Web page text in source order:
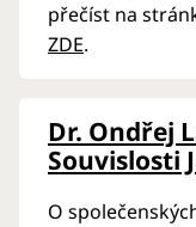
přečíst na
ZDE.
Dr. Ondřej
Souvislosti
O